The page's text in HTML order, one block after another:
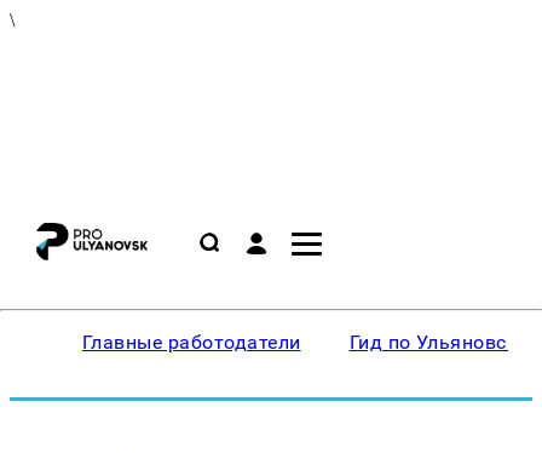
\
Главные работодатели Гид по Ульяновску